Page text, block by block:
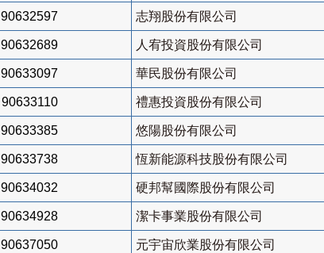
90632597 志翔股份有限公司
90632689 人宥投資股份有限公司
90633097 華民股份有限公司
90633110 禮惠投資股份有限公司
90633385 悠陽股份有限公司
90633738 恆新能源科技股份有限公司
90634032 硬邦幫國際股份有限公司
90634928 潔卡事業股份有限公司
90637050 元宇宙欣業股份有限公司